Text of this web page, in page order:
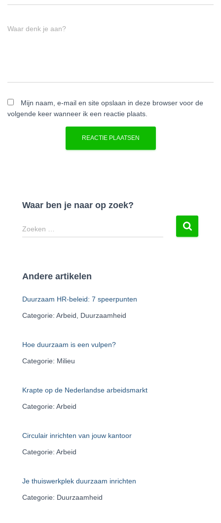
Waar denk je aan?
Mijn naam, e-mail en site opslaan in deze browser voor de
volgende keer wanneer ik een reactie plaats.
Waar ben je naar op zoek?
Z
o
n
a
a
Zoeken …
Andere artikelen
Duurzaam HR-beleid: 7 speerpunten
Categorie: Arbeid, Duurzaamheid
Hoe duurzaam is een vulpen?
Categorie: Milieu
Krapte op de Nederlandse arbeidsmarkt
Categorie: Arbeid
Circulair inrichten van jouw kantoor
Categorie: Arbeid
Je thuiswerkplek duurzaam inrichten
Categorie: Duurzaamheid